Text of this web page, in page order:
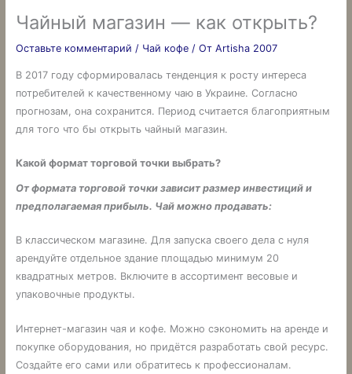
Чайный магазин — как открыть?
Оставьте комментарий / Чай кофе/ От Artisha 2007
В 2017 году сформировалась тенденция к росту интереса
потребителей к качественному чаю в Украине. Согласно
прогнозам, она сохранится. Период считается благоприятным
для того что бы открыть чайный магазин.
Какой формат торговой точки выбрать?
От формата торговой точки зависит размер инвестиций и
предполагаемая прибыль. Чай можно продавать:
В классическом магазине. Для запуска своего дела с нуля
арендуйте отдельное здание площадью минимум 20
квадратных метров. Включите в ассортимент весовые и
упаковочные продукты.
Интернет-магазин чая и кофе. Можно сэкономить на аренде и
покупке оборудования, но придётся разработать свой ресурс.
Создайте его сами или обратитесь к профессионалам.